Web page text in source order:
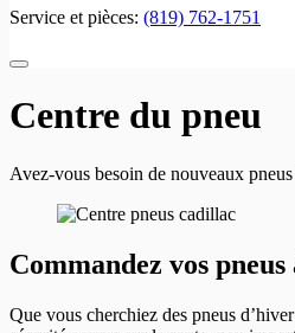
Service et pièces: (819) 762-1751
Centre du pneu
Avez-vous besoin de nouveaux pneus
Commandez vos
Que vous cherchiez des pneus d’hiver